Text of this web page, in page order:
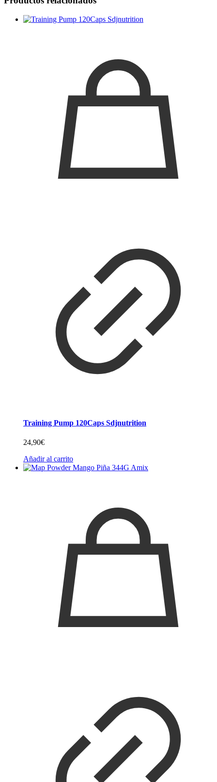
Training Pump 120Caps Sdjnutrition
24,90€
Añadir al carrito